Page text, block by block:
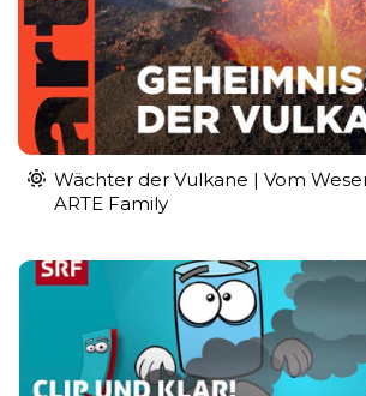
Wächter der Vulkane | Vom
ARTE Family